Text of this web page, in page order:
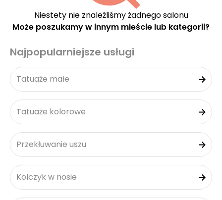
Niestety nie znaleźliśmy żadnego salonu
Może poszukamy w innym mieście lub kategorii?
Najpopularniejsze usługi
Tatuaże małe
Tatuaże kolorowe
Przekłuwanie uszu
Kolczyk w nosie